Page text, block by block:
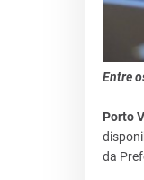
Entre
Porto
da